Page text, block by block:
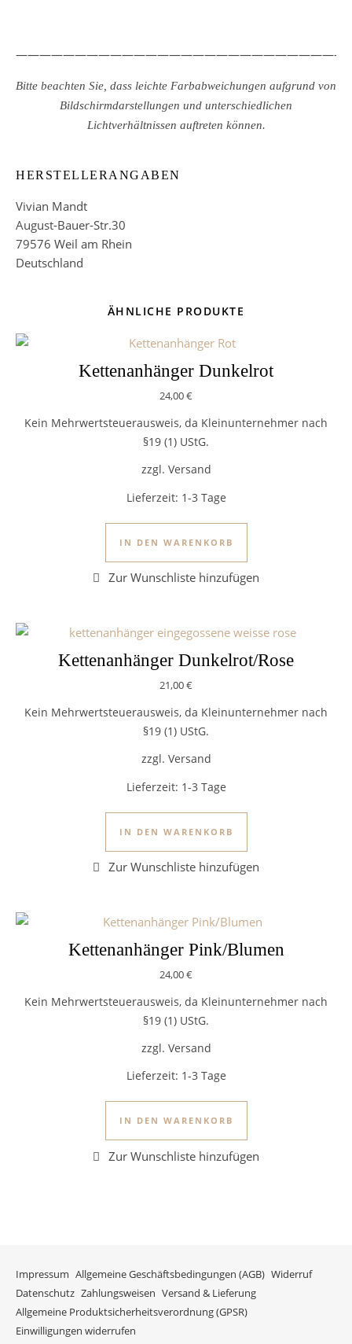
Bitte beachten Sie, dass leichte Farbabweichungen aufgrund von
Bildschirmdarstellungen und unterschiedlichen
Lichtverhältnissen auftreten können.
HERSTELLERANGABEN
Vivian Mandt
August-Bauer-Str.30
79576 Weil am Rhein
Deutschland
ÄHNLICHE PRODUKTE
Kettenanhänger Dunkelrot
24,00€
Kein Mehrwertsteuerausweis, da Kleinunternehmer nach
§19 (1) UStG.
zzgl. Versand
Lieferzeit: 1-3 Tage
IN DEN WARENKORB
Kettenanhänger Dunkelrot/Rose
21,00€
Kein Mehrwertsteuerausweis, da Kleinunternehmer nach
§19 (1) UStG.
zzgl. Versand
Lieferzeit: 1-3 Tage
IN DEN WARENKORB
Kettenanhänger Pink/Blumen
24,00€
Kein Mehrwertsteuerausweis, da Kleinunternehmer nach
§19 (1) UStG.
zzgl. Versand
Lieferzeit: 1-3 Tage
IN DEN WARENKORB
Impressum Allgemeine Geschäftsbedingungen (AGB) Widerruf
Datenschutz Zahlungsweisen Versand & Lieferung
Allgemeine Produktsicherheitsverordnung (GPSR)
Einwilligungen widerrufen